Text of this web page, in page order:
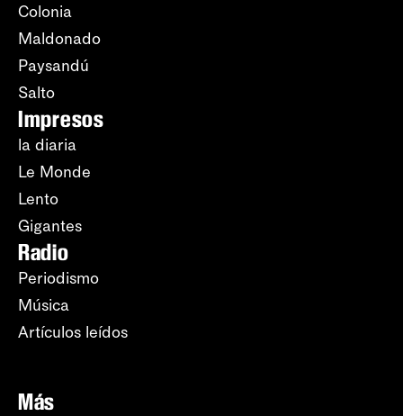
Colonia
Maldonado
Paysandú
Salto
Impresos
la diaria
Le Monde
Lento
Gigantes
Radio
Periodismo
Música
Artículos leídos
Más